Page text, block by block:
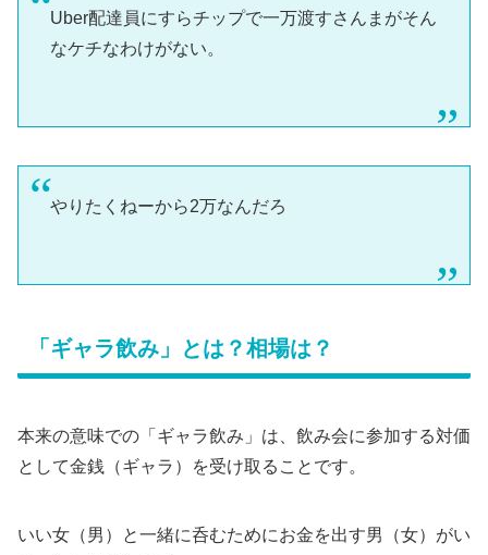
Uber配達員にすらチップで一万渡すさんまがそん
なケチなわけがない。
やりたくねーから2万なんだろ
「ギャラ飲み」とは？相場は？
本来の意味での「ギャラ飲み」は、飲み会に参加する対価
として金銭（ギャラ）を受け取ることです。
いい女（男）と一緒に呑むためにお金を出す男（女）がい